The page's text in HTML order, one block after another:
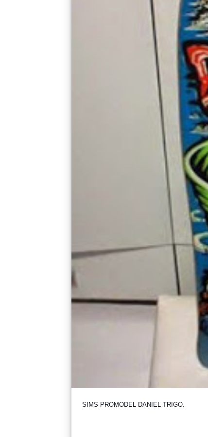
SIMS PROMODEL DANIEL TRIGO.